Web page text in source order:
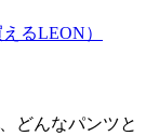
どんなパンツと